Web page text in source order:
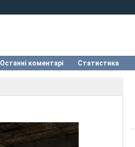
Останні коментарі Статистика